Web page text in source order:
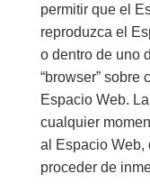
permitir que el
reproduzca el
o dentro de uno
“browser” sobre
Espacio Web.
cualquier
al Espacio Web,
proceder de